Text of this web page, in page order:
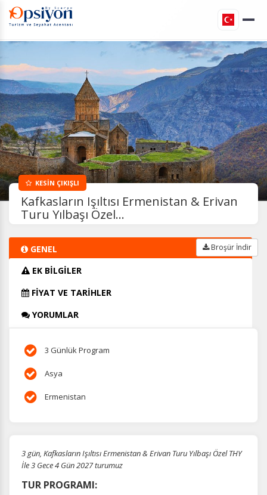
KESİN ÇIKIŞLI
Kafkasların Işıltısı Ermenistan & Erivan
Turu Yılbaşı Özel...
GENEL
EK BİLGİLER
FİYAT VE TARİHLER
YORUMLAR
Broşür İndir
3 Günlük Program
Asya
Ermenistan
3 gün, Kafkasların Işıltısı Ermenistan & Erivan Turu Yılbaşı Özel THY
İle 3 Gece 4 Gün 2027 turumuz
TUR PROGRAMI: